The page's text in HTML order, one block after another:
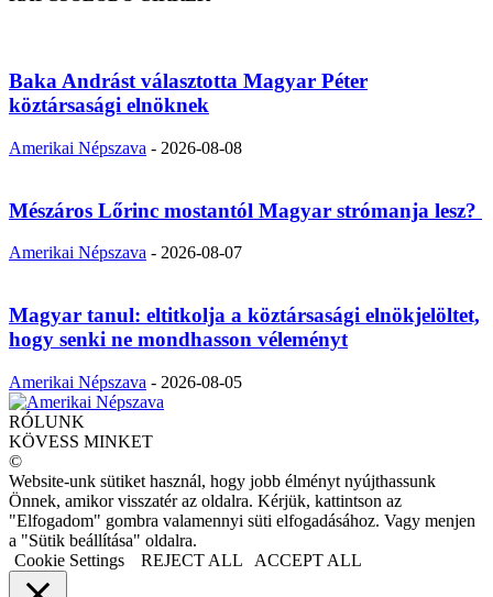
Baka Andrást választotta Magyar Péter
köztársasági elnöknek
Amerikai Népszava - 2026-08-08
Mészáros Lőrinc mostantól Magyar strómanja lesz?
Amerikai Népszava - 2026-08-07
Magyar tanul: eltitkolja a köztársasági elnökjelöltet,
hogy senki ne mondhasson véleményt
Amerikai Népszava - 2026-08-05
RÓLUNK
KÖVESS MINKET
©
Website-unk sütiket használ, hogy jobb élményt nyújthassunk
Önnek, amikor visszatér az oldalra. Kérjük, kattintson az
"Elfogadom" gombra valamennyi süti elfogadásához. Vagy menjen
a "Sütik beállítása" oldalra.
Cookie Settings
REJECT ALL ACCEPT ALL